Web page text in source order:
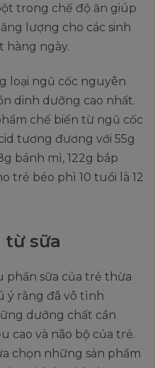
trong chế độ ăn giúp
lượng cho các sinh
hàng ngày.
loại ngũ cốc nguyên
dinh dưỡng cao nhất.
chế biến từ ngũ cốc
tương đương với 55g
bánh mì, 122g bắp
trẻ béo phì 10 tuổi là 12
từ sữa
phần sữa của trẻ thừa
ý rằng đã vô tình
dưỡng chất cần
cao và não bộ của trẻ.
chọn những sản phẩm